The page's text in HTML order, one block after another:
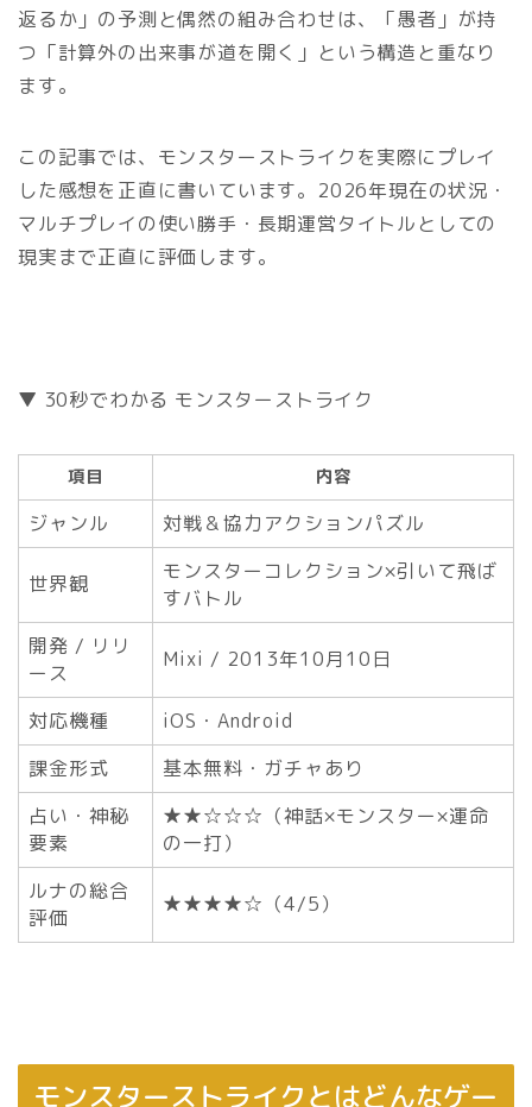
返るか」の予測と偶然の組み合わせは、「愚者」が持
つ「計算外の出来事が道を開く」という構造と重なり
ます。
この記事では、モンスターストライクを実際にプレイ
した感想を正直に書いています。2026年現在の状況・
マルチプレイの使い勝手・長期運営タイトルとしての
現実まで正直に評価します。
▼ 30秒でわかる モンスターストライク
項目 内容
ジャンル 対戦＆協力アクションパズル
世界観
モンスターコレクション×引いて飛ば
すバトル
開発 / リリ
ース
Mixi / 2013年10月10日
対応機種
iOS・Android
課金形式
基本無料・ガチャあり
占い・神秘
要素
★★☆☆☆（神話×モンスター×運命
の一打）
ルナの総合
評価
★★★★☆（4/5）
モンスターストライクとはどんなゲー